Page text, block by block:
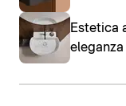
Estetica
eleganza